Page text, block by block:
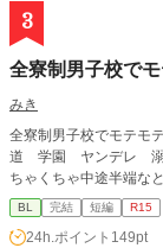
い
3
全寮制男子校で
みき
全寮制男子校でモテ
道 学園 ヤンデレ 溺
ちゃくちゃ中途半端な
BL 完結 短編 R15
24h.ポイント 149pt